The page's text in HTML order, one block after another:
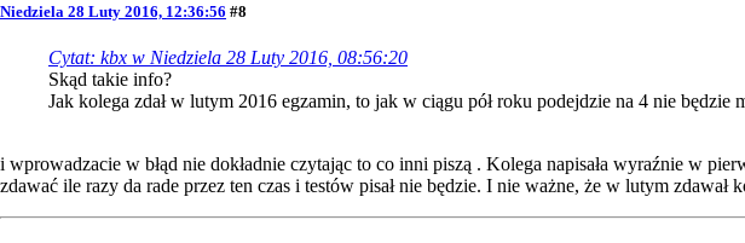
Niedziela 28 Luty 2016, 12:36:56 #8
Cytat: kbx w Niedziela 28 Luty 2016, 08:56:20
Skąd takie info?
Jak kolega zdał w lutym 2016 egzamin, to jak w ciągu pół roku podejdzie na 4 nie będzie
i wprowadzacie w błąd nie dokładnie czytając to co inni piszą . Kolega napisała wyraźnie w
zdawać ile razy da rade przez ten czas i testów pisał nie będzie. I nie ważne, że w lutym